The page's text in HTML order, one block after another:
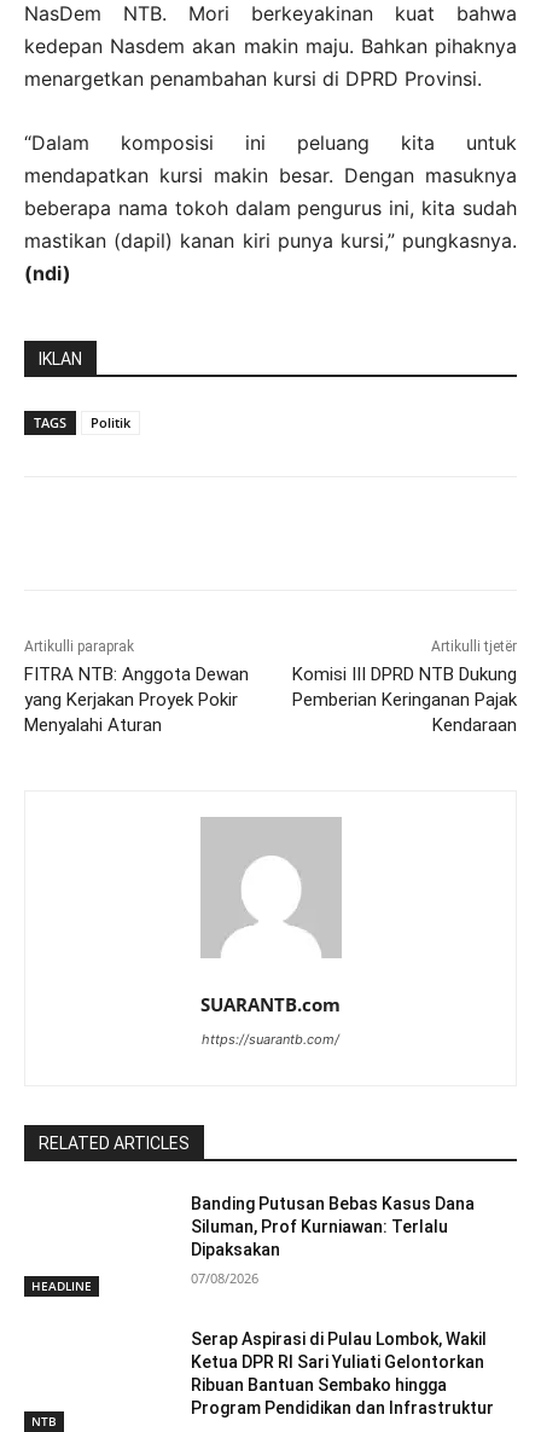
NasDem NTB. Mori berkeyakinan kuat bahwa
kedepan Nasdem akan makin maju. Bahkan pihaknya
menargetkan penambahan kursi di DPRD Provinsi.
“Dalam komposisi ini peluang kita untuk
mendapatkan kursi makin besar. Dengan masuknya
beberapa nama tokoh dalam pengurus ini, kita sudah
mastikan (dapil) kanan kiri punya kursi,” pungkasnya.
(ndi)
IKLAN
TAGS Politik
Artikulli paraprak
FITRA NTB: Anggota Dewan
yang Kerjakan Proyek Pokir
Menyalahi Aturan
Artikulli tjetër
Komisi III DPRD NTB Dukung
Pemberian Keringanan Pajak
Kendaraan
SUARANTB.com
https://suarantb.com/
RELATED ARTICLES
HEADLINE
Banding Putusan Bebas Kasus Dana
Siluman, Prof Kurniawan: Terlalu
Dipaksakan
07/08/2026
NTB
Serap Aspirasi di Pulau Lombok, Wakil
Ketua DPR RI Sari Yuliati Gelontorkan
Ribuan Bantuan Sembako hingga
Program Pendidikan dan Infrastruktur